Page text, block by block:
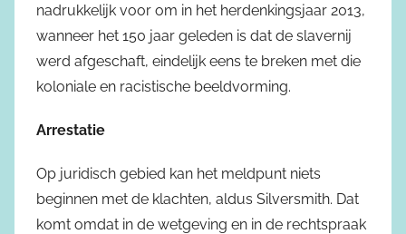
nadrukkelijk voor om in het herdenkingsjaar 2013,
wanneer het 150 jaar geleden is dat de slavernij
werd afgeschaft, eindelijk eens te breken met die
koloniale en racistische beeldvorming.
Arrestatie
Op juridisch gebied kan het meldpunt niets
beginnen met de klachten, aldus Silversmith. Dat
komt omdat in de wetgeving en in de rechtspraak